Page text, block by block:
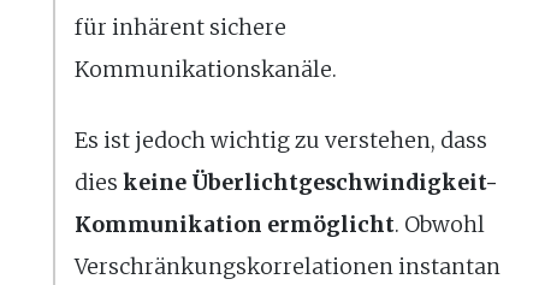
für inhärent sichere
Kommunikationskanäle.
Es ist jedoch wichtig zu verstehen, dass
dies keine Überlichtgeschwindigkeit-
Kommunikation ermöglicht. Obwohl
Verschränkungskorrelationen instantan